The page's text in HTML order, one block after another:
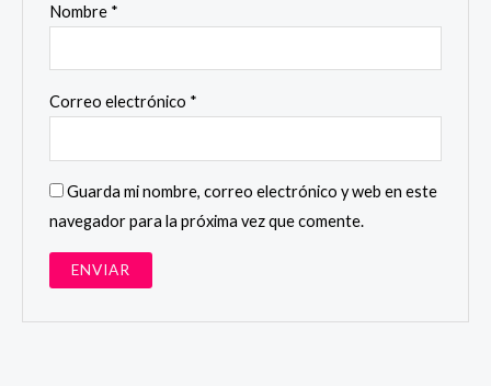
Nombre *
Correo electrónico *
Guarda mi nombre, correo electrónico y web en este
navegador para la próxima vez que comente.